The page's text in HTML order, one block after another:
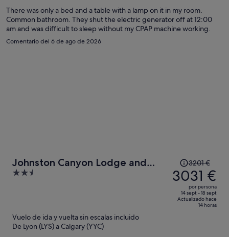
por
persona
There was only a bed and a table with a lamp on it in my room.
Common bathroom. They shut the electric generator off at 12:00
am and was difficult to sleep without my CPAP machine working.
Comentario del 6 de ago de 2026
Johnston Canyon Lodge and
Bungalows
2.5
precio
era
de
3201 €,
3201 €
3031 €
por persona
14 sept - 18 sept
Actualizado hace
14 horas
Vuelo de ida y vuelta sin escalas incluido
De Lyon (LYS) a Calgary (YYC)